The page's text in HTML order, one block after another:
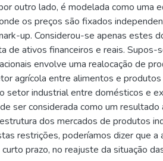
outro lado, é modelada como uma
os preços são fixados
up. Considerou-se apenas estes
de ativos financeiros e reais. Supos-
envolve uma realocação de
agrícola entre alimentos e
setor industrial entre domésticos e
ser considerada como um resultado
dos mercados de produtos
restrições, poderíamos dizer que a
prazo, no reajuste da situação